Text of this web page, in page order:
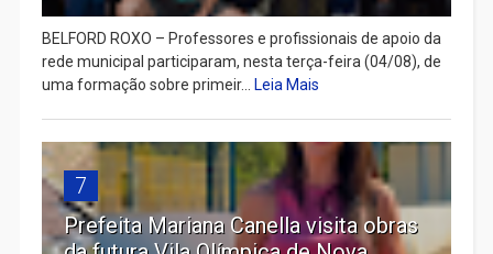
BELFORD ROXO – Professores e profissionais de apoio da
rede municipal participaram, nesta terça-feira (04/08), de
uma formação sobre primeir... Leia Mais
7
Prefeita Mariana Canella visita obras